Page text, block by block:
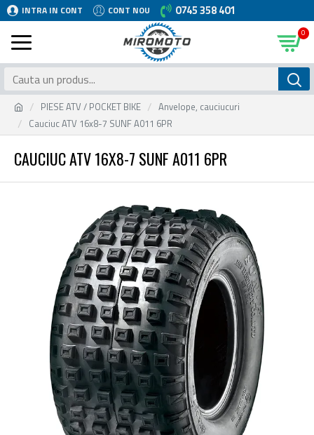
INTRA IN CONT CONT NOU 0745 358 401
0
PIESE ATV / POCKET BIKE
Anvelope, cauciucuri
Cauciuc ATV 16x8-7 SUNF A011 6PR
CAUCIUC ATV 16X8-7 SUNF A011 6PR